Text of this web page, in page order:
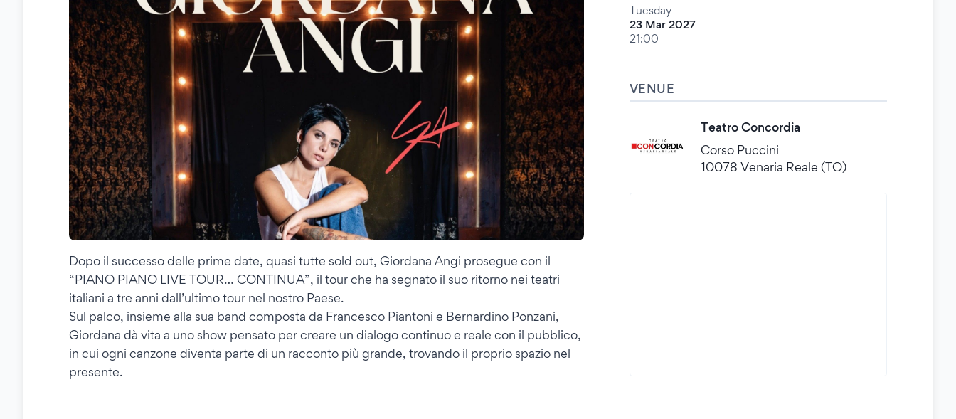
Dopo il successo delle prime date, quasi tutte sold out, Giordana Angi prosegue con il
“PIANO PIANO LIVE TOUR… CONTINUA”, il tour che ha segnato il suo ritorno nei teatri
italiani a tre anni dall’ultimo tour nel nostro Paese.
Sul palco, insieme alla sua band composta da Francesco Piantoni e Bernardino Ponzani,
Giordana dà vita a uno show pensato per creare un dialogo continuo e reale con il pubblico,
in cui ogni canzone diventa parte di un racconto più grande, trovando il proprio spazio nel
presente.
Tuesday
23 Mar 2027
21:00
VENUE
Teatro Concordia
Corso Puccini
10078 Venaria Reale (TO)